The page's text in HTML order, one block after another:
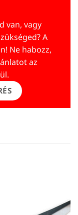
van, vagy
A
Ne habozz,
az